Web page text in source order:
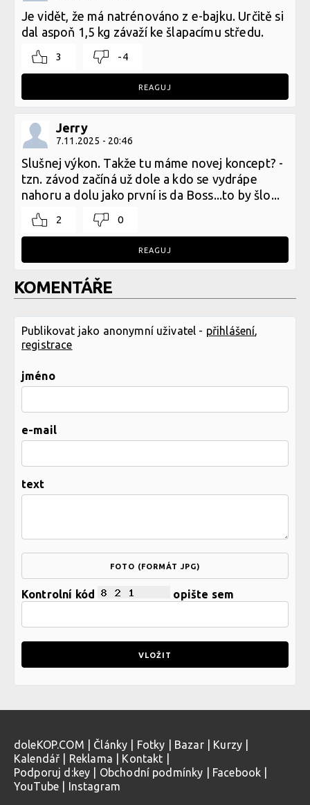
Je vidět, že má natrénováno z e-bajku. Určitě si
dal aspoň 1,5 kg závaží ke šlapacímu středu.
3 -4
REAGUJ
Jerry
7.11.2025 - 20:46
Slušnej výkon. Takže tu máme novej koncept? -
tzn. závod začíná už dole a kdo se vydrápe
nahoru a dolu jako první is da Boss...to by šlo...
2 0
REAGUJ
KOMENTÁŘE
Publikovat jako anonymní uživatel - přihlášení
registrace
jméno
e-mail
text
FOTO (FORMÁT JPG)
Kontrolní kód opište sem
doleKOP.COM Články Fotky Bazar| Kurzy
Kalendář
Reklama Kontakt
Podporuj d:key
Obchodní podmínky Facebook
YouTube
Instagram